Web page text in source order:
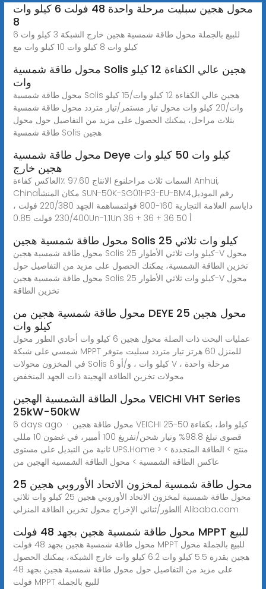
محول هجين سبليت مرحلة واحدة 48 فولت 6 كيلو وات
8
للبيع بالجملة محول طاقة شمسية هجين خارج الشبكة 3 كيلو وات 6
كيلو وات 8 كيلو وات 10 كيلو وات مع
محول طاقة شمسية Solis هجين عالي الكفاءة 12 كيلو
وات
محول طاقة شمسية Solis هجين عالي الكفاءة 12 كيلو وات/15 كيلو
وات/20 كيلو وات محول تيار مستمر/تيار متردد محول طاقة شمسية
بثلاث مراحل، يمكنك الحصول على مزيد من التفاصيل حول محول
طاقة شمسية Solis هجين
محول طاقة شمسية Deye كيلو وات 50 كيلو وات
هجين خارج
السمات ثلاث مراحلنوع الانتاج 97.60 ٪العاكس كفاءة Anhui,
Chinaمكان المنشأ SUN-50K-SG01HP3-EU-BM4رقم الموديل
داياسم العلامة التجارية 160-800 فولتمساهمة الجهد 220/380 فولت ،
230/400 فولت 0.85Un-1.1Un 36 + 36 + 36 أ 50
محول طاقة شمسية هجين Solis 25 كيلو وات ثلاثي
محول طاقة شمسية هجين Solis 25 كيلو وات ثلاثي الأطوار-V محول
تخزين الطاقة الشمسية، يمكنك الحصول على مزيد من التفاصيل حول
محول طاقة شمسية هجين Solis 25 كيلو وات ثلاثي الأطوار-V محول
تخزين الطاقة
محول طاقة شمسية هجين من DEYE محول هجين 25
كيلو وات
عمليات البحث ذات الصلة محول هجين 6 كيلو وات أحادي الطور محول
شمسي على شبكة MPPT للمنزل 60 هرتز تيار متردد سبليت متوفر
في المخزون محولات Solis 6 كيلو وات ، و/أو V مرحلة واحدة ،
محولات تخزين الطاقة الهجينة ذات الجهد المنخفض
محول الطاقة الشمسية الهجين VEICHI VHT Series
25kW-50kW
6 days ago · محول طاقة هجين VEICHI 25-50 كيلو واط، بكفاءة
قصوى تبلغ 98.8% وتيار شحن/تفريغ 100 أمبير، في غضون 10 مللي
ثانية من التبديل على مستوى UPS.Home > منتج > الطاقة المتجددة >
عاكس الطاقة الشمسية > محول الطاقة الشمسية الهجين من
محول طاقة شمسية لمخزون الاتحاد الأوروبي هجين 25
محول طاقة شمسية لمخزون الاتحاد الأوروبي هجين 25 كيلو وات ثلاثي
الطور/ثنائي الإخراج محول تخزين الطاقة المنزلي| Alibaba.com
محول طاقة شمسية هجين بجهد 48 فولت MPPT للبيع
محول طاقة شمسية هجين بجهد 48 فولت MPPT للبيع بالجملة محول
هجين بقدرة 5.5 كيلو وات 6.2 كيلو وات خارج الشبكة، يمكنك الحصول
على مزيد من التفاصيل حول محول طاقة شمسية هجين بجهد 48
فولت MPPT للبيع بالجملة